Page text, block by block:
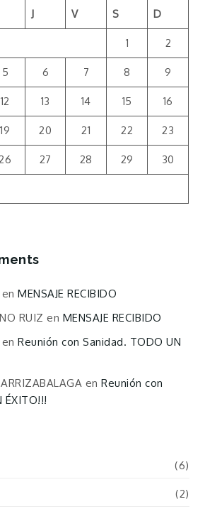
J V S D
1 2
5 6 7 8 9
12 13 14 15 16
19 20 21 22 23
27 28 29 30
enMENSAJE RECIBIDO
RUIZ en MENSAJE RECIBIDO
enReunión con Sanidad. TODO UN
enReunión con
ÉXITO!!!
(6)
(2)